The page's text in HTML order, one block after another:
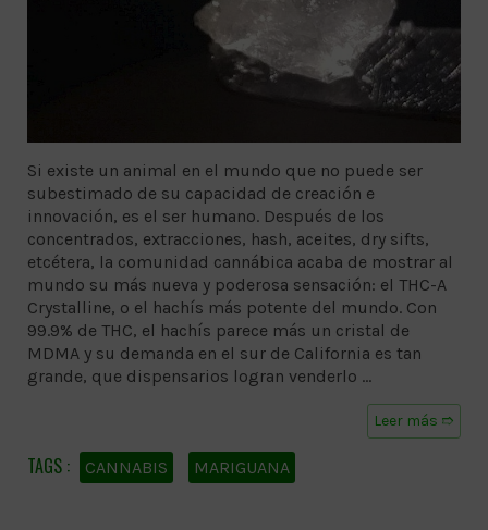
Si existe un animal en el mundo que no puede ser
subestimado de su capacidad de creación e
innovación, es el ser humano. Después de los
concentrados, extracciones, hash, aceites, dry sifts,
etcétera, la comunidad cannábica acaba de mostrar al
mundo su más nueva y poderosa sensación: el THC-A
Crystalline, o el hachís más potente del mundo. Con
99.9% de THC, el hachís parece más un cristal de
MDMA y su demanda en el sur de California es tan
grande, que dispensarios logran venderlo …
Leer más ➱
CANNABIS MARIGUANA